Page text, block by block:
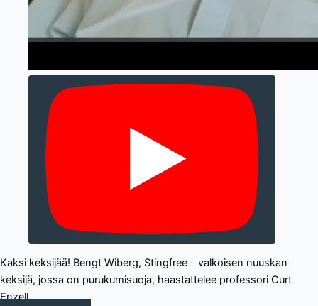
Kaksi keksijää! Bengt Wiberg, Stingfree - valkoisen nuuskan
keksijä, jossa on purukumisuoja, haastattelee professori Curt
Enzell,...